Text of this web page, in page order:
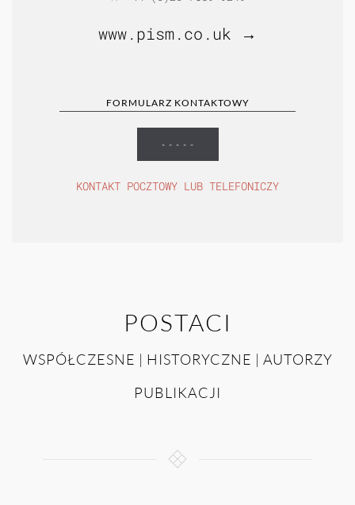
www.pism.co.uk →
FORMULARZ KONTAKTOWY
- - - - -
KONTAKT POCZTOWY LUB TELEFONICZY
POSTACI
WSPÓŁCZESNE | HISTORYCZNE | AUTORZY
PUBLIKACJI